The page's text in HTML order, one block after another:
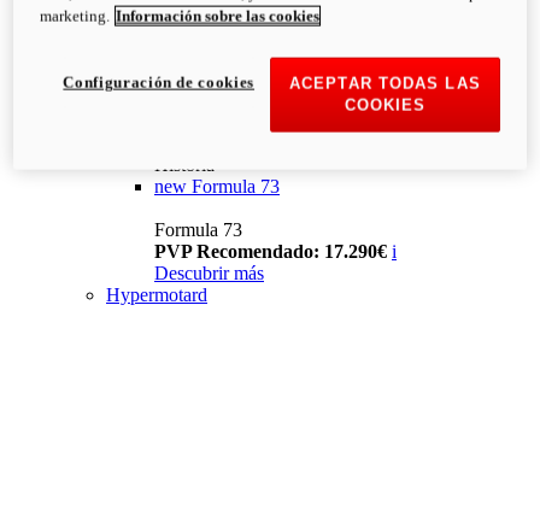
Historia
new Formula 73
Formula 73
PVP Recomendado: 17.290€ i
Descubrir más
Hypermotard
marketing. Información sobre las cookies
ACEPTAR TODAS LAS
COOKIES
Configuración de cookies